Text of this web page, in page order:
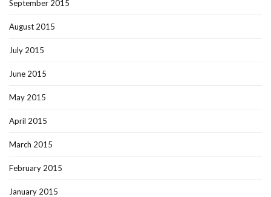
September 2015
August 2015
July 2015
June 2015
May 2015
April 2015
March 2015
February 2015
January 2015